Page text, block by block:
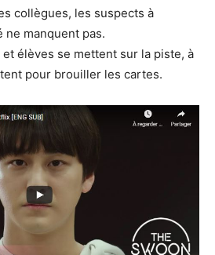
collègues, les suspects à
ne manquent pas.
élèves se mettent sur la piste, à
pour brouiller les cartes.